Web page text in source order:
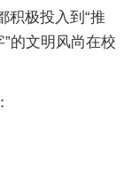
积极投入到“推
的文明风尚在校